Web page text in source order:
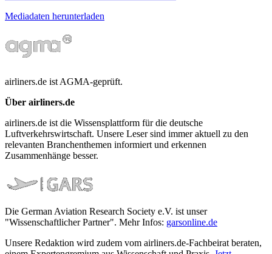
Mediadaten herunterladen
airliners.de ist AGMA-geprüft.
Über airliners.de
airliners.de ist die Wissensplattform für die deutsche
Luftverkehrswirtschaft. Unsere Leser sind immer aktuell zu den
relevanten Branchenthemen informiert und erkennen
Zusammenhänge besser.
Die German Aviation Research Society e.V. ist unser
"Wissenschaftlicher Partner". Mehr Infos: garsonline.de
Unsere Redaktion wird zudem vom airliners.de-Fachbeirat beraten,